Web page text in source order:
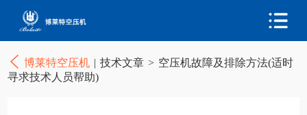
博莱特空压机 | 技术文章 > 空压机故障及排除方法(适时
寻求技术人员帮助)